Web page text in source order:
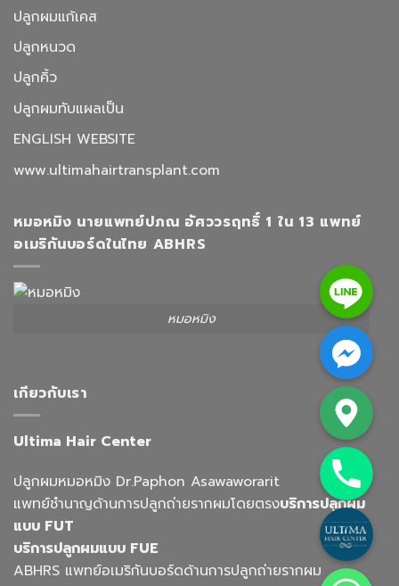
ปลูกผมแก้เคส
ปลูกหนวด
ปลูกคิ้ว
ปลูกผมทับแผลเป็น
ENGLISH WEBSITE
www.ultimahairtransplant.com
หมอหมิง นายแพทย์ปภณ อัศววรฤทธิ์ 1 ใน 13 แพทย์
อเมริกันบอร์ดในไทย ABHRS
หมอหมิง
เกียวกับเรา
Ultima Hair Center
ปลูกผมหมอหมิง Dr.Paphon Asawaworarit
แพทย์ชำนาญด้านการปลูกถ่ายรากผมโดยตรงบริการปลูกผม
แบบ FUT
บริการปลูกผมแบบ FUE
ABHRS แพทย์อเมริกันบอร์ดด้านการปลูกถ่ายรากผม
Line
Facebook Messenger
Google Map
Phone
Custom Link
Whatsapp